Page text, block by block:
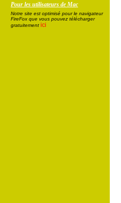
Pour les utilisateurs de Mac
Notre site est optimisé pour le navigateur
FireFox que vous pouvez télécharger
gratuitement ici